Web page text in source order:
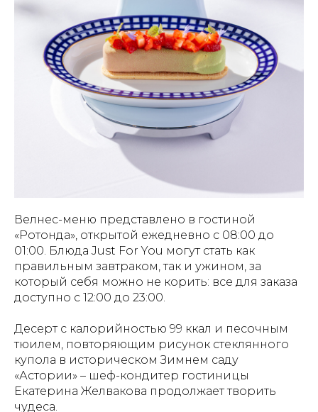
Велнес-меню представлено в гостиной
«Ротонда», открытой ежедневно с 08:00 до
01:00. Блюда Just For You могут стать как
правильным завтраком, так и ужином, за
который себя можно не корить: все для заказа
доступно с 12:00 до 23:00.
Десерт с калорийностью 99 ккал и песочным
тюилем, повторяющим рисунок стеклянного
купола в историческом Зимнем саду
«Астории» – шеф-кондитер гостиницы
Екатерина Желвакова продолжает творить
чудеса.